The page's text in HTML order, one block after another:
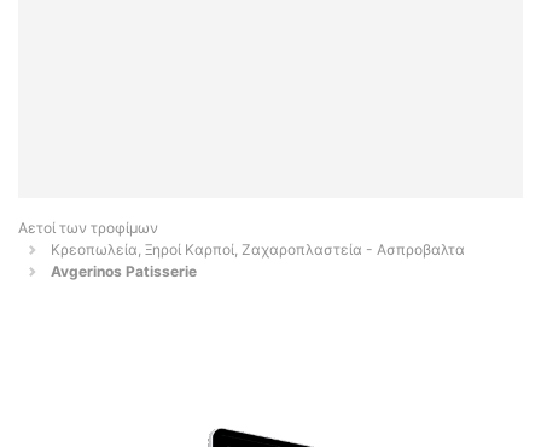
Αετοί των τροφίμων
Κρεοπωλεία, Ξηροί Καρποί, Ζαχαροπλαστεία - Ασπροβαλτα
Avgerinos Patisserie